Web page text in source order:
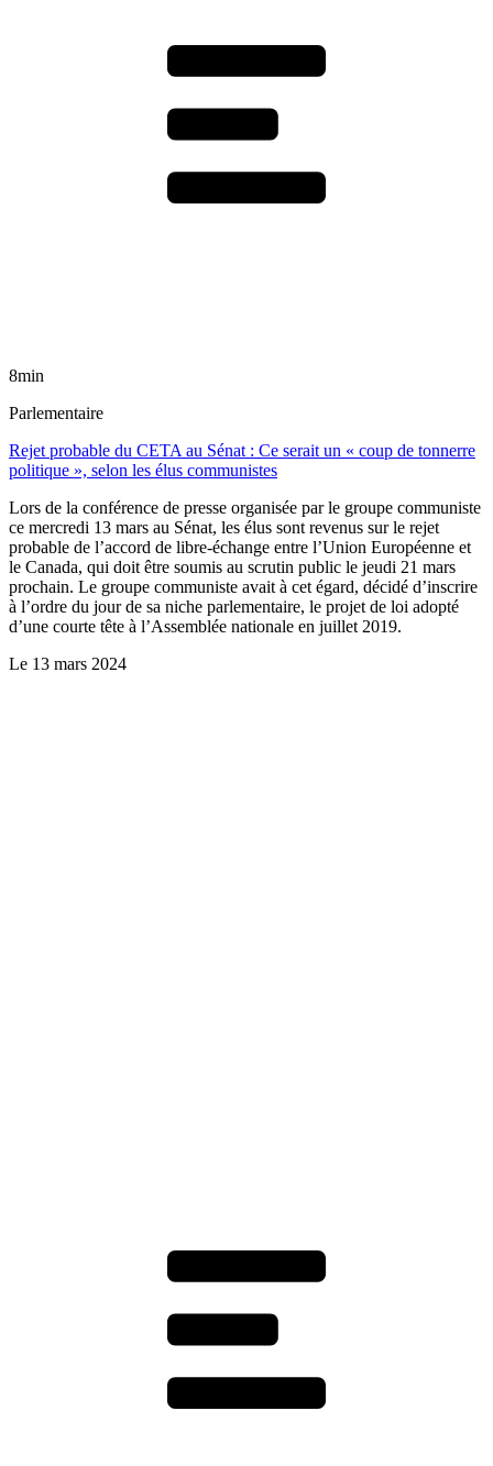
8min
Parlementaire
Rejet probable du CETA au Sénat : Ce serait un « coup de tonnerre
politique », selon les élus communistes
Lors de la conférence de presse organisée par le groupe communiste
ce mercredi 13 mars au Sénat, les élus sont revenus sur le rejet
probable de l’accord de libre-échange entre l’Union Européenne et
le Canada, qui doit être soumis au scrutin public le jeudi 21 mars
prochain. Le groupe communiste avait à cet égard, décidé d’inscrire
à l’ordre du jour de sa niche parlementaire, le projet de loi adopté
d’une courte tête à l’Assemblée nationale en juillet 2019.
Le 13 mars 2024